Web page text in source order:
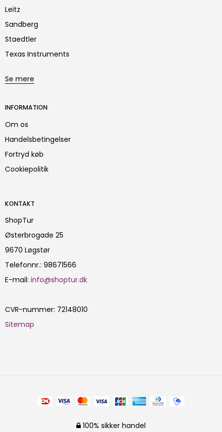
Leitz
Sandberg
Staedtler
Texas Instruments
Se mere
INFORMATION
Om os
Handelsbetingelser
Fortryd køb
Cookiepolitik
KONTAKT
ShopTur
Østerbrogade 25
9670 Løgstør
Telefonnr.: 98671566
E-mail: info@shoptur.dk
CVR-nummer: 72148010
Sitemap
100% sikker handel